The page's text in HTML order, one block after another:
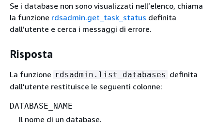
Se i database non sono visualizzati nell’elenco, chiama
la funzione rdsadmin.get_task_status definita
dall’utente e cerca i messaggi di errore.
Risposta
La funzione rdsadmin.list_databases definita
dall’utente restituisce le seguenti colonne:
DATABASE_NAME
Il nome di un database.